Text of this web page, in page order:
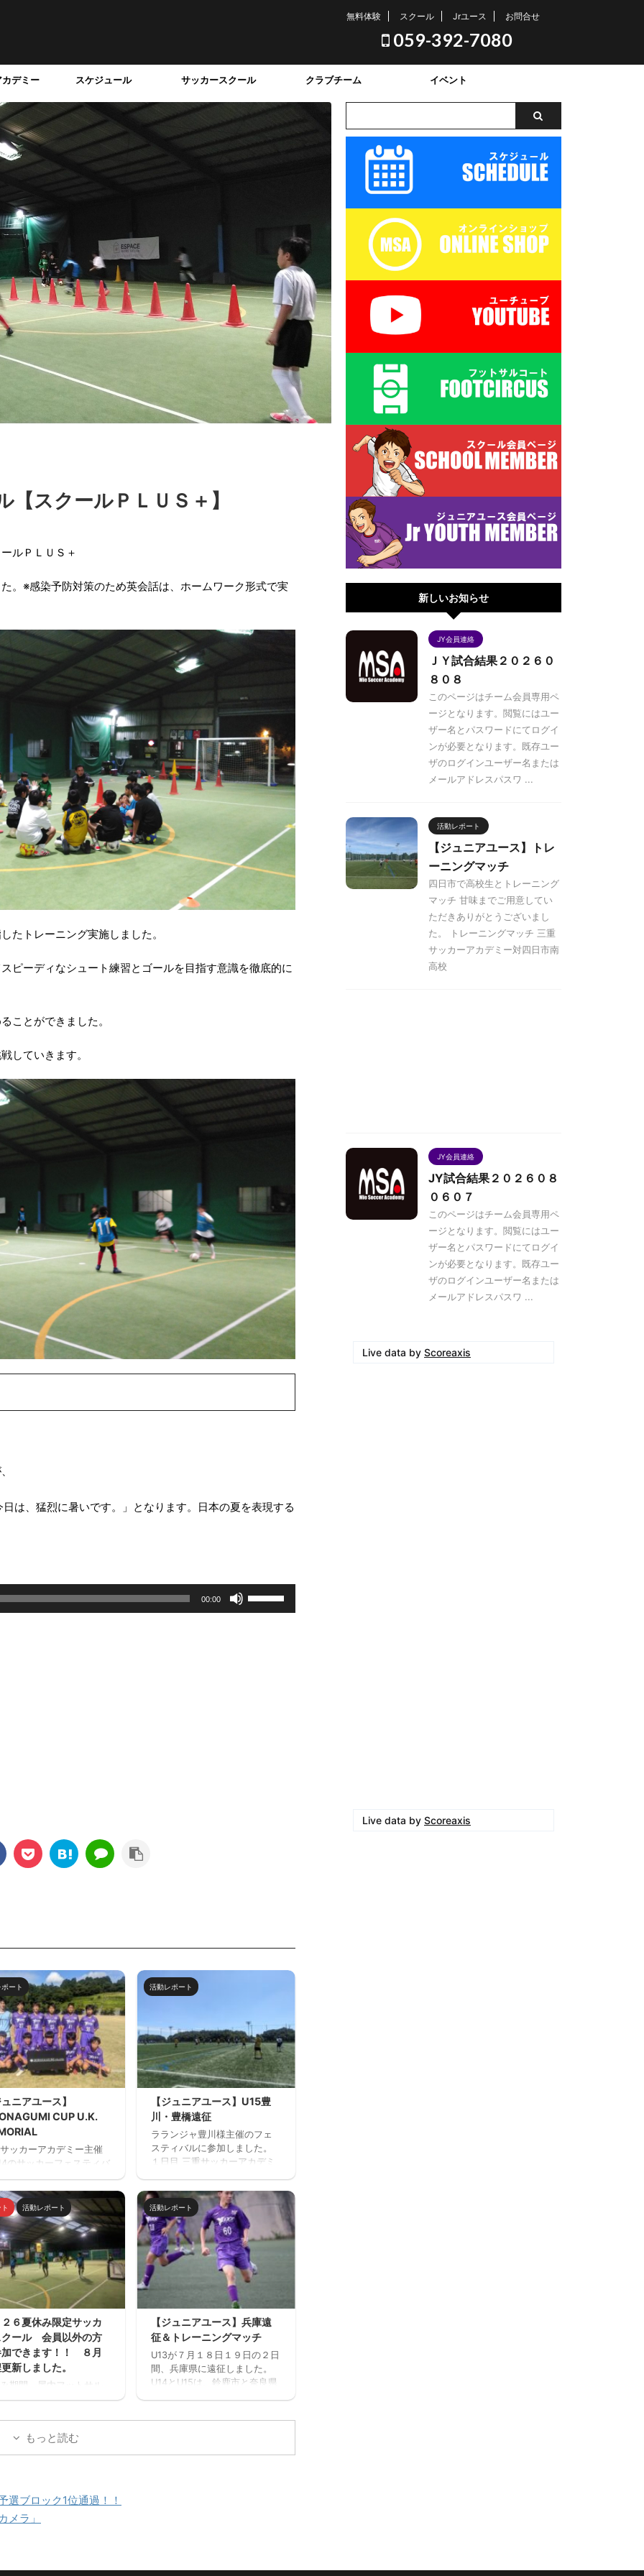
無料体験 スクール Jrユース お問合せ
059-392-7080
デミー スケジュール サッカースクール クラブチーム イベント
【スクールＰＬＵＳ＋】
ルＰＬＵＳ＋
。※感染予防対策のため英会話は、ホームワーク形式で実
たトレーニング実施しました。
ピーディなシュート練習とゴールを目指す意識を徹底的に
ことができました。
していきます。
日は、猛烈に暑いです。」となります。日本の夏を表現する
00:00
リ
ート
ュニアユース】
CUP U.K.
ッカーアカデミー主催
のサッカーフェスティバ
CUP U.K.
」を開催しまし
２日間天然芝２面で対戦
た。 優勝：レイジェン
参加チーム サルファス
静岡）・レイジェンド
滋賀県）・愛知FC・FC
緑FC（愛知県）・ヴィ
ィン三重・ヴェルデラッ
阪・三重サッカーアカデ
活動レポート
【ジュニアユース】U15豊
川・豊橋遠征
ラランジャ豊川様主催のフェ
スティバルに参加しました。
１日目 三重サッカーアカデミ
カデミー対修文学院高校 三重
サッカーアカデミー対ルセー
ロ京都 ２日目 三重サッカーア
カデミー対アヴィエール所沢
三重サッカーアカデミー対時
習館高校 三重サッカーアカデ
ミー対エストレージャ
活動レポート
２６夏休み限定サッカ
クール 会員以外の方
加できます！！ ８月
新しました。
み期間、屋内フットサル
ットサーカス鈴鹿」で
開催します。毎回参加、
けの参加OKと気軽に参
申込みください。キャ
等ないようご予定をご
上お申し込みくださ
活動レポート
【ジュニアユース】兵庫遠
征＆トレーニングマッチ
U13が７月１８日１９日の２日
間、兵庫県に遠征しました。
U14とU15は、鈴鹿市と奈良県
ーアカデミー 対 FC VAIZE・
もっと読む
ブロック1位通過！！
メラ」
新しいお知らせ
JY会員連絡
ＪＹ試合結果２０２６０
８０８
このページはチーム会員専用ペ
ージとなります。閲覧にはユー
ザー名とパスワードにてログイ
ンが必要となります。既存ユー
ザのログインユーザー名または
メールアドレスパスワ ...
活動レポート
【ジュニアユース】トレ
ーニングマッチ
四日市で高校生とトレーニング
マッチ 甘味までご用意してい
ただきありがとうございまし
た。 トレーニングマッチ 三重
サッカーアカデミー対四日市南
高校
JY会員連絡
JY試合結果２０２６０８
０６０７
このページはチーム会員専用ペ
ージとなります。閲覧にはユー
ザー名とパスワードにてログイ
ンが必要となります。既存ユー
ザのログインユーザー名または
メールアドレスパスワ ...
Live data by Scoreaxis
Live data by Scoreaxis